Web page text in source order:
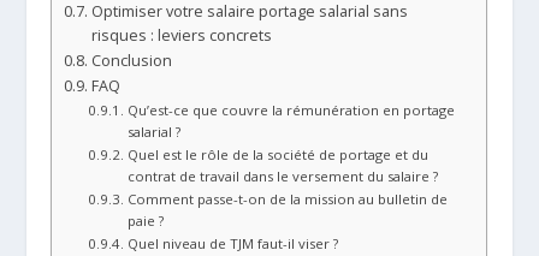
Optimiser votre salaire portage salarial sans
risques : leviers concrets
Conclusion
FAQ
Qu’est-ce que couvre la rémunération en portage
salarial ?
Quel est le rôle de la société de portage et du
contrat de travail dans le versement du salaire ?
Comment passe-t-on de la mission au bulletin de
paie ?
Quel niveau de TJM faut-il viser ?